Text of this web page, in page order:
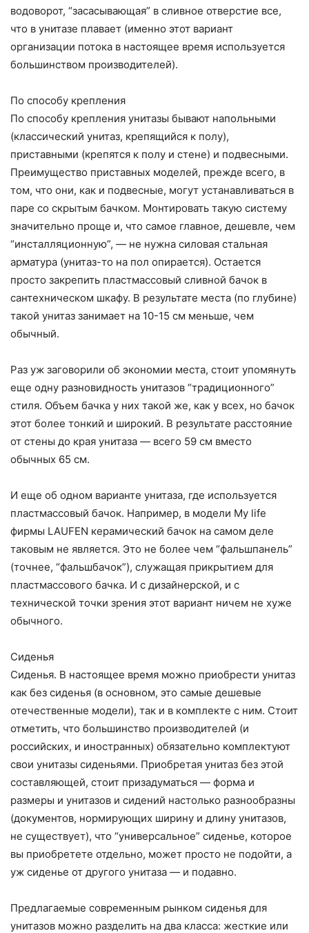
водоворот, “засасывающая” в сливное отверстие все,
что в унитазе плавает (именно этот вариант
организации потока в настоящее время используется
большинством производителей).
По способу крепления
По способу крепления унитазы бывают напольными
(классический унитаз, крепящийся к полу),
приставными (крепятся к полу и стене) и подвесными.
Преимущество приставных моделей, прежде всего, в
том, что они, как и подвесные, могут устанавливаться в
паре со скрытым бачком. Монтировать такую систему
значительно проще и, что самое главное, дешевле, чем
“инсталляционную”, — не нужна силовая стальная
арматура (унитаз-то на пол опирается). Остается
просто закрепить пластмассовый сливной бачок в
сантехническом шкафу. В результате места (по глубине)
такой унитаз занимает на 10-15 см меньше, чем
обычный.
Раз уж заговорили об экономии места, стоит упомянуть
еще одну разновидность унитазов “традиционного”
стиля. Объем бачка у них такой же, как у всех, но бачок
этот более тонкий и широкий. В результате расстояние
от стены до края унитаза — всего 59 см вместо
обычных 65 см.
И еще об одном варианте унитаза, где используется
пластмассовый бачок. Например, в модели My life
фирмы LAUFEN керамический бачок на самом деле
таковым не является. Это не более чем “фальшпанель”
(точнее, “фальшбачок”), служащая прикрытием для
пластмассового бачка. И с дизайнерской, и с
технической точки зрения этот вариант ничем не хуже
обычного.
Сиденья
Сиденья. В настоящее время можно приобрести унитаз
как без сиденья (в основном, это самые дешевые
отечественные модели), так и в комплекте с ним. Стоит
отметить, что большинство производителей (и
российских, и иностранных) обязательно комплектуют
свои унитазы сиденьями. Приобретая унитаз без этой
составляющей, стоит призадуматься — форма и
размеры и унитазов и сидений настолько разнообразны
(документов, нормирующих ширину и длину унитазов,
не существует), что “универсальное” сиденье, которое
вы приобретете отдельно, может просто не подойти, а
уж сиденье от другого унитаза — и подавно.
Предлагаемые современным рынком сиденья для
унитазов можно разделить на два класса: жесткие или